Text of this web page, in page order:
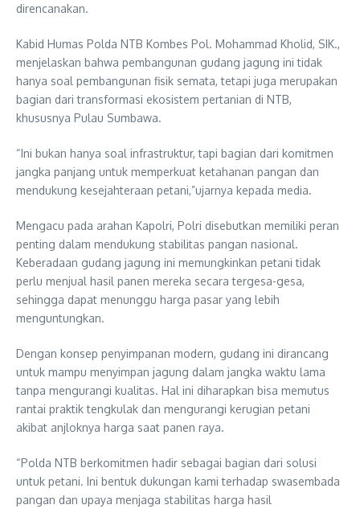
direncanakan.
Kabid Humas Polda NTB Kombes Pol. Mohammad Kholid, SIK.,
menjelaskan bahwa pembangunan gudang jagung ini tidak
hanya soal pembangunan fisik semata, tetapi juga merupakan
bagian dari transformasi ekosistem pertanian di NTB,
khususnya Pulau Sumbawa.
“Ini bukan hanya soal infrastruktur, tapi bagian dari komitmen
jangka panjang untuk memperkuat ketahanan pangan dan
mendukung kesejahteraan petani,”ujarnya kepada media.
Mengacu pada arahan Kapolri, Polri disebutkan memiliki peran
penting dalam mendukung stabilitas pangan nasional.
Keberadaan gudang jagung ini memungkinkan petani tidak
perlu menjual hasil panen mereka secara tergesa-gesa,
sehingga dapat menunggu harga pasar yang lebih
menguntungkan.
Dengan konsep penyimpanan modern, gudang ini dirancang
untuk mampu menyimpan jagung dalam jangka waktu lama
tanpa mengurangi kualitas. Hal ini diharapkan bisa memutus
rantai praktik tengkulak dan mengurangi kerugian petani
akibat anjloknya harga saat panen raya.
“Polda NTB berkomitmen hadir sebagai bagian dari solusi
untuk petani. Ini bentuk dukungan kami terhadap swasembada
pangan dan upaya menjaga stabilitas harga hasil